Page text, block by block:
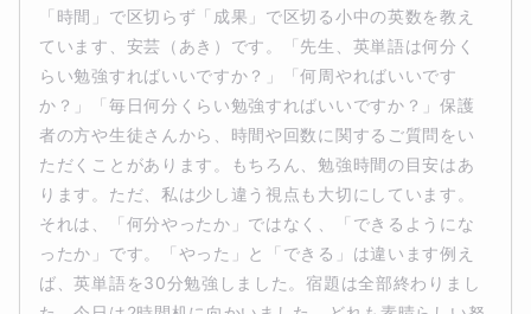
「時間」で区切らず「成果」で区切る小中の英数を教え
ています、安芸（あき）です。「先生、英単語は何分く
らい勉強すればいいですか？」「何周やればいいです
か？」「毎日何分くらい勉強すればいいですか？」保護
者の方や生徒さんから、時間や回数に関するご質問をい
ただくことがあります。もちろん、勉強時間の目安はあ
ります。ただ、私は少し違う視点も大切にしています。
それは、「何分やったか」ではなく、「できるようにな
ったか」です。「やった」と「できる」は違います例え
ば、英単語を30分勉強しました。宿題は全部終わりまし